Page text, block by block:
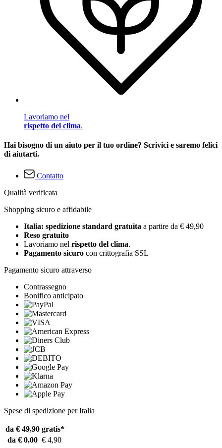
Lavoriamo nel
rispetto del clima.
Hai bisogno di un aiuto per il tuo ordine? Scrivici e saremo felici
di aiutarti.
Contatto
Qualità verificata
Shopping sicuro e affidabile
Italia: spedizione standard gratuita a partire da € 49,90
Reso gratuito
Lavoriamo nel rispetto del clima.
Pagamento sicuro con crittografia SSL
Pagamento sicuro attraverso
Contrassegno
Bonifico anticipato
Spese di spedizione per Italia
da € 49,90 gratis*
da € 0,00 € 4,90